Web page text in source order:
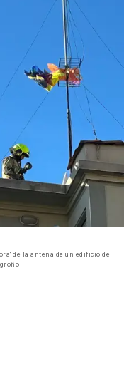
de la antena de un edificio de